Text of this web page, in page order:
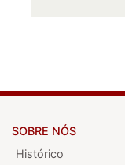
SOBRE NÓS
Histórico